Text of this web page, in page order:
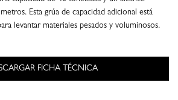
Esta grúa de capacidad adicional está
levantar materiales pesados y voluminosos.